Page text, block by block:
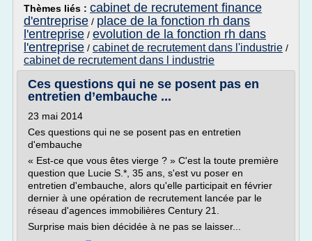
Thèmes liés : cabinet de recrutement finance
d'entreprise / place de la fonction rh dans
l'entreprise / evolution de la fonction rh dans
l'entreprise / cabinet de recrutement dans l'industrie /
cabinet de recrutement dans l industrie
Ces questions qui ne se posent pas en
entretien d’embauche ...
23 mai 2014
Ces questions qui ne se posent pas en entretien
d'embauche
« Est-ce que vous êtes vierge ? » C'est la toute première
question que Lucie S.*, 35 ans, s'est vu poser en
entretien d'embauche, alors qu'elle participait en février
dernier à une opération de recrutement lancée par le
réseau d'agences immobilières Century 21.
Surprise mais bien décidée à ne pas se laisser...